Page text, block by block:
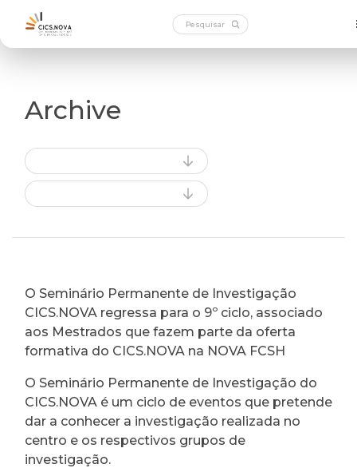
Archive
O Seminário Permanente de Investigação
CICS.NOVA regressa para o 9º ciclo, associado
aos Mestrados que fazem parte da oferta
formativa do CICS.NOVA na NOVA FCSH
O Seminário Permanente de Investigação do
CICS.NOVA é um ciclo de eventos que pretende
dar a conhecer a investigação realizada no
centro e os respectivos grupos de
investigação.